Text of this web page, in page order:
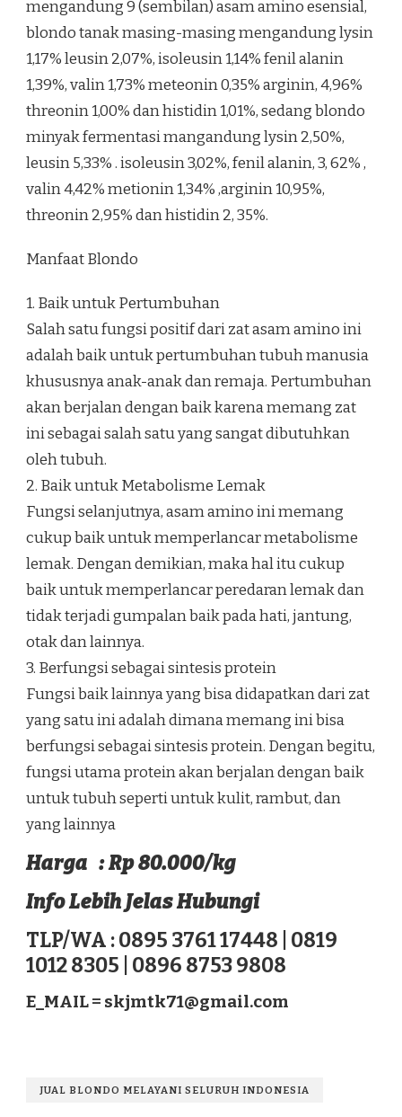
mengandung 9 (sembilan) asam amino esensial,
blondo tanak masing-masing mengandung lysin
1,17% leusin 2,07%, isoleusin 1,14% fenil alanin
1,39%, valin 1,73% meteonin 0,35% arginin, 4,96%
threonin 1,00% dan histidin 1,01%, sedang blondo
minyak fermentasi mangandung lysin 2,50%,
leusin 5,33% . isoleusin 3,02%, fenil alanin, 3, 62% ,
valin 4,42% metionin 1,34% ,arginin 10,95%,
threonin 2,95% dan histidin 2, 35%.
Manfaat Blondo
1. Baik untuk Pertumbuhan
Salah satu fungsi positif dari zat asam amino ini
adalah baik untuk pertumbuhan tubuh manusia
khususnya anak-anak dan remaja. Pertumbuhan
akan berjalan dengan baik karena memang zat
ini sebagai salah satu yang sangat dibutuhkan
oleh tubuh.
2. Baik untuk Metabolisme Lemak
Fungsi selanjutnya, asam amino ini memang
cukup baik untuk memperlancar metabolisme
lemak. Dengan demikian, maka hal itu cukup
baik untuk memperlancar peredaran lemak dan
tidak terjadi gumpalan baik pada hati, jantung,
otak dan lainnya.
3. Berfungsi sebagai sintesis protein
Fungsi baik lainnya yang bisa didapatkan dari zat
yang satu ini adalah dimana memang ini bisa
berfungsi sebagai sintesis protein. Dengan begitu,
fungsi utama protein akan berjalan dengan baik
untuk tubuh seperti untuk kulit, rambut, dan
yang lainnya
Harga : Rp 80.000/kg
Info Lebih Jelas Hubungi
TLP/WA : 0895 3761 17448 | 0819
1012 8305 | 0896 8753 9808
E_MAIL = skjmtk71@gmail.com
JUAL BLONDO MELAYANI SELURUH INDONESIA